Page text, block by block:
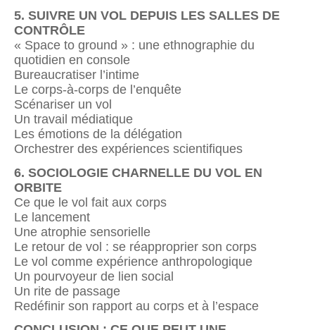
5. SUIVRE UN VOL DEPUIS LES SALLES DE
CONTRÔLE
« Space to ground » : une ethnographie du
quotidien en console
Bureaucratiser l’intime
Le corps-à-corps de l’enquête
Scénariser un vol
Un travail médiatique
Les émotions de la délégation
Orchestrer des expériences scientifiques
6. SOCIOLOGIE CHARNELLE DU VOL EN
ORBITE
Ce que le vol fait aux corps
Le lancement
Une atrophie sensorielle
Le retour de vol : se réapproprier son corps
Le vol comme expérience anthropologique
Un pourvoyeur de lien social
Un rite de passage
Redéfinir son rapport au corps et à l’espace